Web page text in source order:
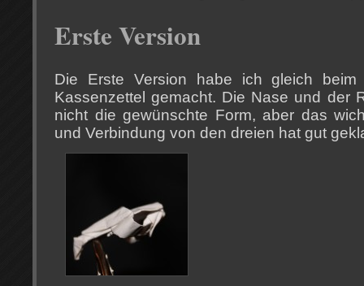
Erste Version
Die Erste Version habe ich gleich beim
Kassenzettel gemacht. Die Nase und der
nicht die gewünschte Form, aber das
und Verbindung von den dreien hat gut